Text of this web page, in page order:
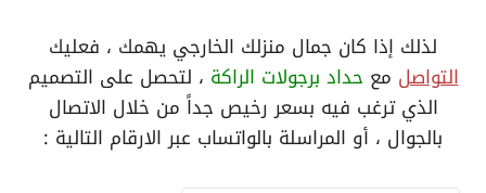
لذلك إذا كان جمال منزلك الخارجي يهمك ، فعليك
التواصل مع حداد برجولات الراكة ، لتحصل على التصميم
الذي ترغب فيه بسعر رخيص جداً من خلال الاتصال
بالجوال ، أو المراسلة بالواتساب عبر الارقام التالية :